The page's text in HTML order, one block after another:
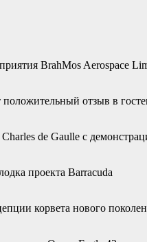
BrahMos Aerospace
отзыв в
de Gaulle с
проекта Barracuda
корвета нового